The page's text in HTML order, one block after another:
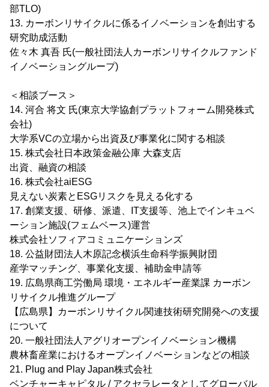
部TLO)
13. カーボンリサイクルに係るイノベーションを創出する
研究助成活動
佐々木 真吾 氏(一般社団法人カーボンリサイクルファンド
イノベーショングループ)
＜相談ブース＞
14. 河合 将文 氏(東京大学協創プラットフォーム開発株式
会社)
大学系VCの立場から出資及び事業化に関する相談
15. 株式会社日本政策金融公庫 大森支店
出資、融資の相談
16. 株式会社aiESG
見えない炭素とESGリスクを見える化する
17. 創業支援、研修、派遣、IT支援等、池上でインキュベ
ーション施設(フェムベース)運営
株式会社ソフィアコミュニケーションズ
18. 公益財団法人木原記念横浜生命科学振興財団
産学マッチング、事業化支援、補助金申請等
19. 広島県商工労働局 環境・エネルギー産業課 カーボン
リサイクル推進グループ
【広島県】カーボンリサイクル関連技術研究開発への支援
について
20. 一般社団法人アグリオープンイノベーション機構
農林畜産業におけるオープンイノベーションなどの相談
21. Plug and Play Japan株式会社
ベンチャーキャピタル / アクセラレータとしてグローバル